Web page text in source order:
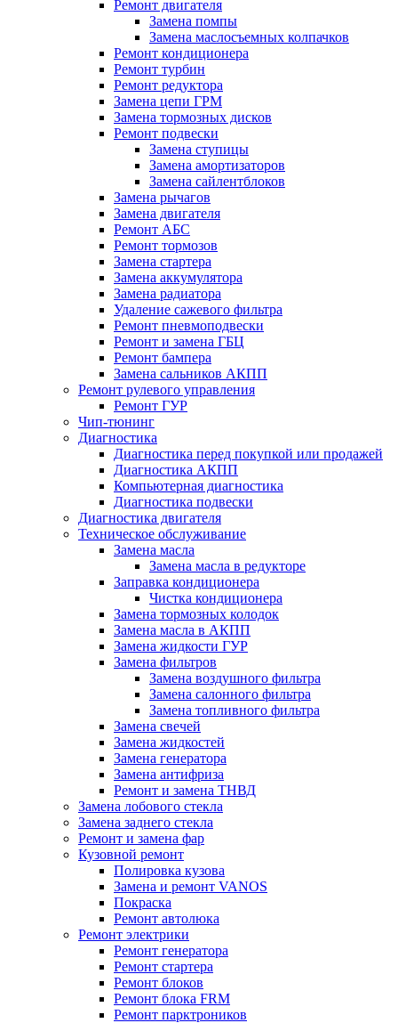
Ремонт двигателя
Замена помпы
Замена маслосъемных колпачков
Ремонт кондиционера
Ремонт турбин
Ремонт редуктора
Замена цепи ГРМ
Замена тормозных дисков
Ремонт подвески
Замена ступицы
Замена амортизаторов
Замена сайлентблоков
Замена рычагов
Замена двигателя
Ремонт АБС
Ремонт тормозов
Замена стартера
Замена аккумулятора
Замена радиатора
Удаление сажевого фильтра
Ремонт пневмоподвески
Ремонт и замена ГБЦ
Ремонт бампера
Замена сальников АКПП
Ремонт рулевого управления
Ремонт ГУР
Чип-тюнинг
Диагностика
Диагностика перед покупкой или продажей
Диагностика АКПП
Компьютерная диагностика
Диагностика подвески
Диагностика двигателя
Техническое обслуживание
Замена масла
Замена масла в редукторе
Заправка кондиционера
Чистка кондиционера
Замена тормозных колодок
Замена масла в АКПП
Замена жидкости ГУР
Замена фильтров
Замена воздушного фильтра
Замена салонного фильтра
Замена топливного фильтра
Замена свечей
Замена жидкостей
Замена генератора
Замена антифриза
Ремонт и замена ТНВД
Замена лобового стекла
Замена заднего стекла
Ремонт и замена фар
Кузовной ремонт
Полировка кузова
Замена и ремонт VANOS
Покраска
Ремонт автолюка
Ремонт электрики
Ремонт генератора
Ремонт стартера
Ремонт блоков
Ремонт блока FRM
Ремонт парктроников